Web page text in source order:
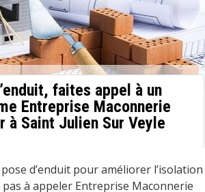
faites appel à un
Entreprise Maconnerie
à Saint Julien Sur Veyle
d’enduit pour améliorer l’isolation
pas à appeler Entreprise Maconnerie